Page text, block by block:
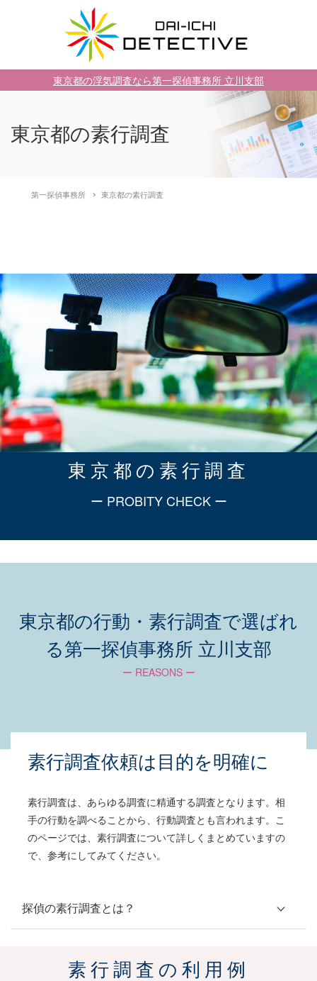
東京都の浮気調査なら第一探偵事務所 立川支部
東京都の素行調査
第一探偵事務所 東京都の素行調査
東京都の素行調査
ー PROBITY CHECK ー
東京都の行動・素行調査で選ばれ
る第一探偵事務所 立川支部
ー REASONS ー
素行調査依頼は目的を明確に
素行調査は、あらゆる調査に精通する調査となります。相
手の行動を調べることから、行動調査とも言われます。こ
のページでは、素行調査について詳しくまとめていますの
で、参考にしてみてください。
探偵の素行調査とは？
素行調査の利用例